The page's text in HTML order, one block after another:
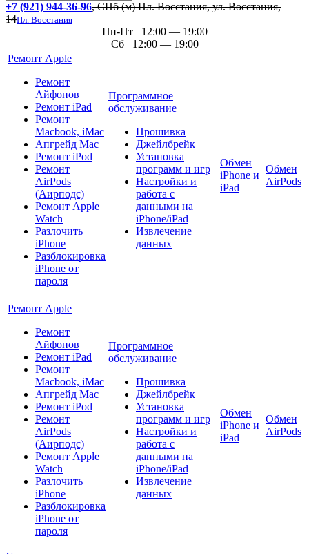
+7 (921) 944-36-96, СПб (м) Пл. Восстания, ул. Восстания,
14Пл. Восстания
Пн-Пт 12:00 — 19:00
Сб 12:00 — 19:00
Ремонт Apple
Ремонт
Айфонов
Ремонт iPad
Ремонт
Macbook, iMac
Апгрейд Mac
Ремонт iPod
Ремонт
AirPods
(Аирподс)
Ремонт Apple
Watch
Разлочить
iPhone
Разблокировка
iPhone от
пароля
Программное
обслуживание
Прошивка
Джейлбрейк
Установка
программ и игр
Настройки и
работа с
данными на
iPhone/iPad
Извлечение
данных
Обмен
iPhone и
iPad
Обмен
AirPods
Ремонт Apple
Ремонт
Айфонов
Ремонт iPad
Ремонт
Macbook, iMac
Апгрейд Mac
Ремонт iPod
Ремонт
AirPods
(Аирподс)
Ремонт Apple
Watch
Разлочить
iPhone
Разблокировка
iPhone от
пароля
Программное
обслуживание
Прошивка
Джейлбрейк
Установка
программ и игр
Настройки и
работа с
данными на
iPhone/iPad
Извлечение
данных
Обмен
iPhone и
iPad
Обмен
AirPods